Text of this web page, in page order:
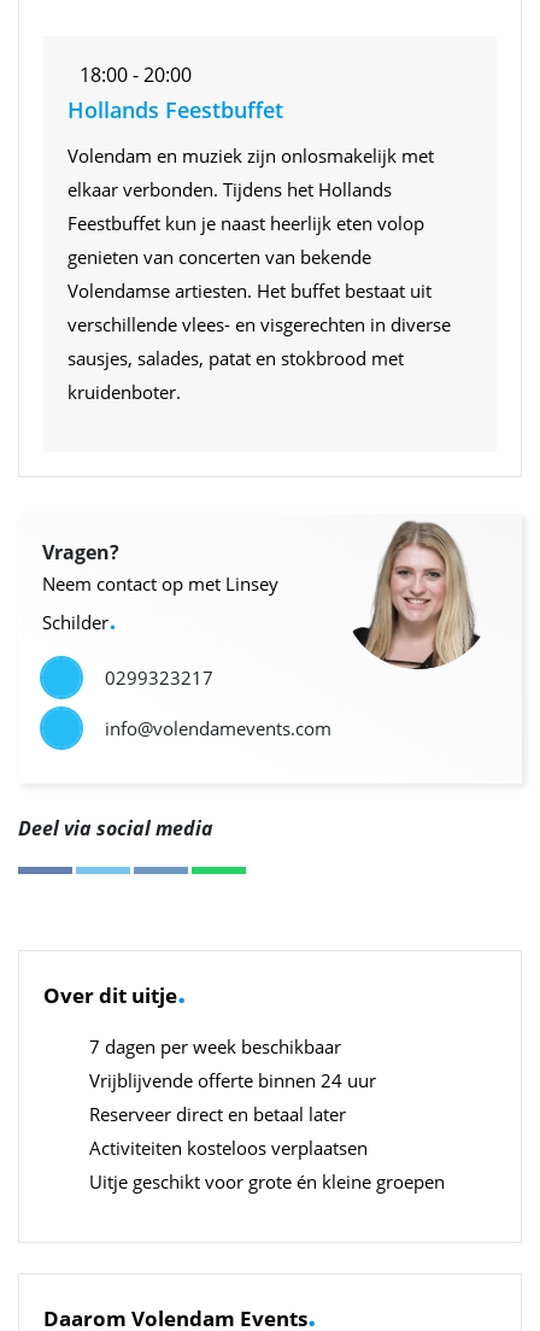
18:00 - 20:00
Hollands Feestbuffet
Volendam en muziek zijn onlosmakelijk met
elkaar verbonden. Tijdens het Hollands
Feestbuffet kun je naast heerlijk eten volop
genieten van concerten van bekende
Volendamse artiesten. Het buffet bestaat uit
verschillende vlees- en visgerechten in diverse
sausjes, salades, patat en stokbrood met
kruidenboter.
Vragen?
Neem contact op met Linsey
Schilder.
0299323217
info@volendamevents.com
Deel via social media
Over dit uitje.
7 dagen per week beschikbaar
Vrijblijvende offerte binnen 24 uur
Reserveer direct en betaal later
Activiteiten kosteloos verplaatsen
Uitje geschikt voor grote én kleine groepen
Daarom Volendam Events.